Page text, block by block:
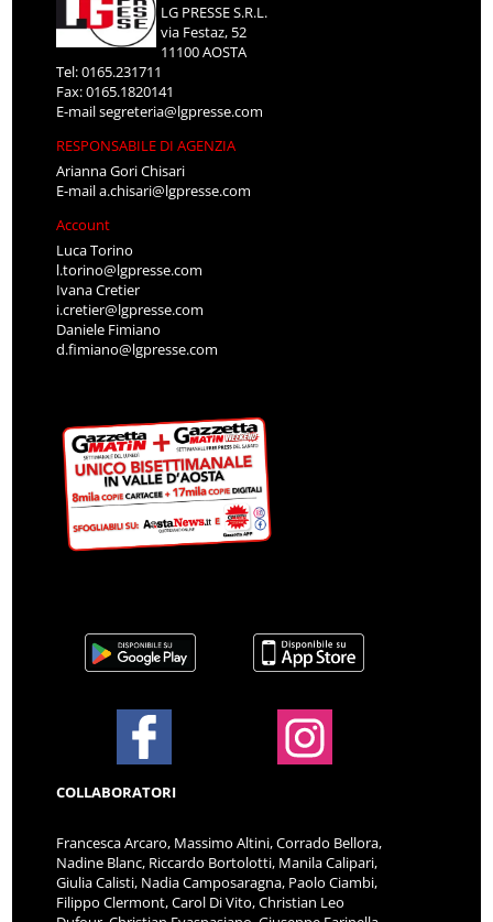
LG PRESSE S.R.L.
via Festaz, 52
11100 AOSTA
Tel: 0165.231711
Fax: 0165.1820141
E-mailsegreteria@lgpresse.com
RESPONSABILE DI AGENZIA
Arianna Gori Chisari
E-maila.chisari@lgpresse.com
Account
Luca Torino
l.torino@lgpresse.com
Ivana Cretier
i.cretier@lgpresse.com
Daniele Fimiano
d.fimiano@lgpresse.com
COLLABORATORI
Francesca Arcaro, Massimo Altini, Corrado Bellora,
Nadine Blanc, Riccardo Bortolotti, Manila Calipari,
Giulia Calisti, Nadia Camposaragna, Paolo Ciambi,
Filippo Clermont, Carol Di Vito, Christian Leo